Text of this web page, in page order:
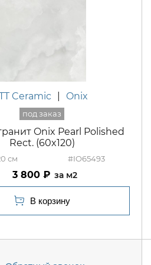
Ceramic Onix
Onix Pearl Polished
Rect. (60x120)
#IO65493
3 800 м2